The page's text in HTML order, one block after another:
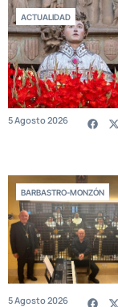
ACTUALIDAD
5 Agosto 2026
BARBASTRO-MONZÓN
5 Agosto 2026